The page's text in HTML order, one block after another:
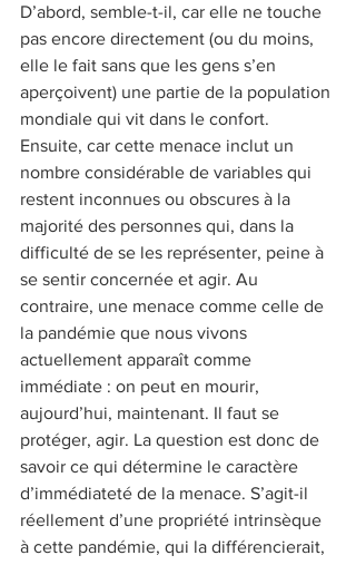
D’abord, semble-t-il, car elle ne touche
pas encore directement (ou du moins,
elle le fait sans que les gens s’en
aperçoivent) une partie de la population
mondiale qui vit dans le confort.
Ensuite, car cette menace inclut un
nombre considérable de variables qui
restent inconnues ou obscures à la
majorité des personnes qui, dans la
difficulté de se les représenter, peine à
se sentir concernée et agir. Au
contraire, une menace comme celle de
la pandémie que nous vivons
actuellement apparaît comme
immédiate : on peut en mourir,
aujourd’hui, maintenant. Il faut se
protéger, agir. La question est donc de
savoir ce qui détermine le caractère
d’immédiateté de la menace. S’agit-il
réellement d’une propriété intrinsèque
à cette pandémie, qui la différencierait,